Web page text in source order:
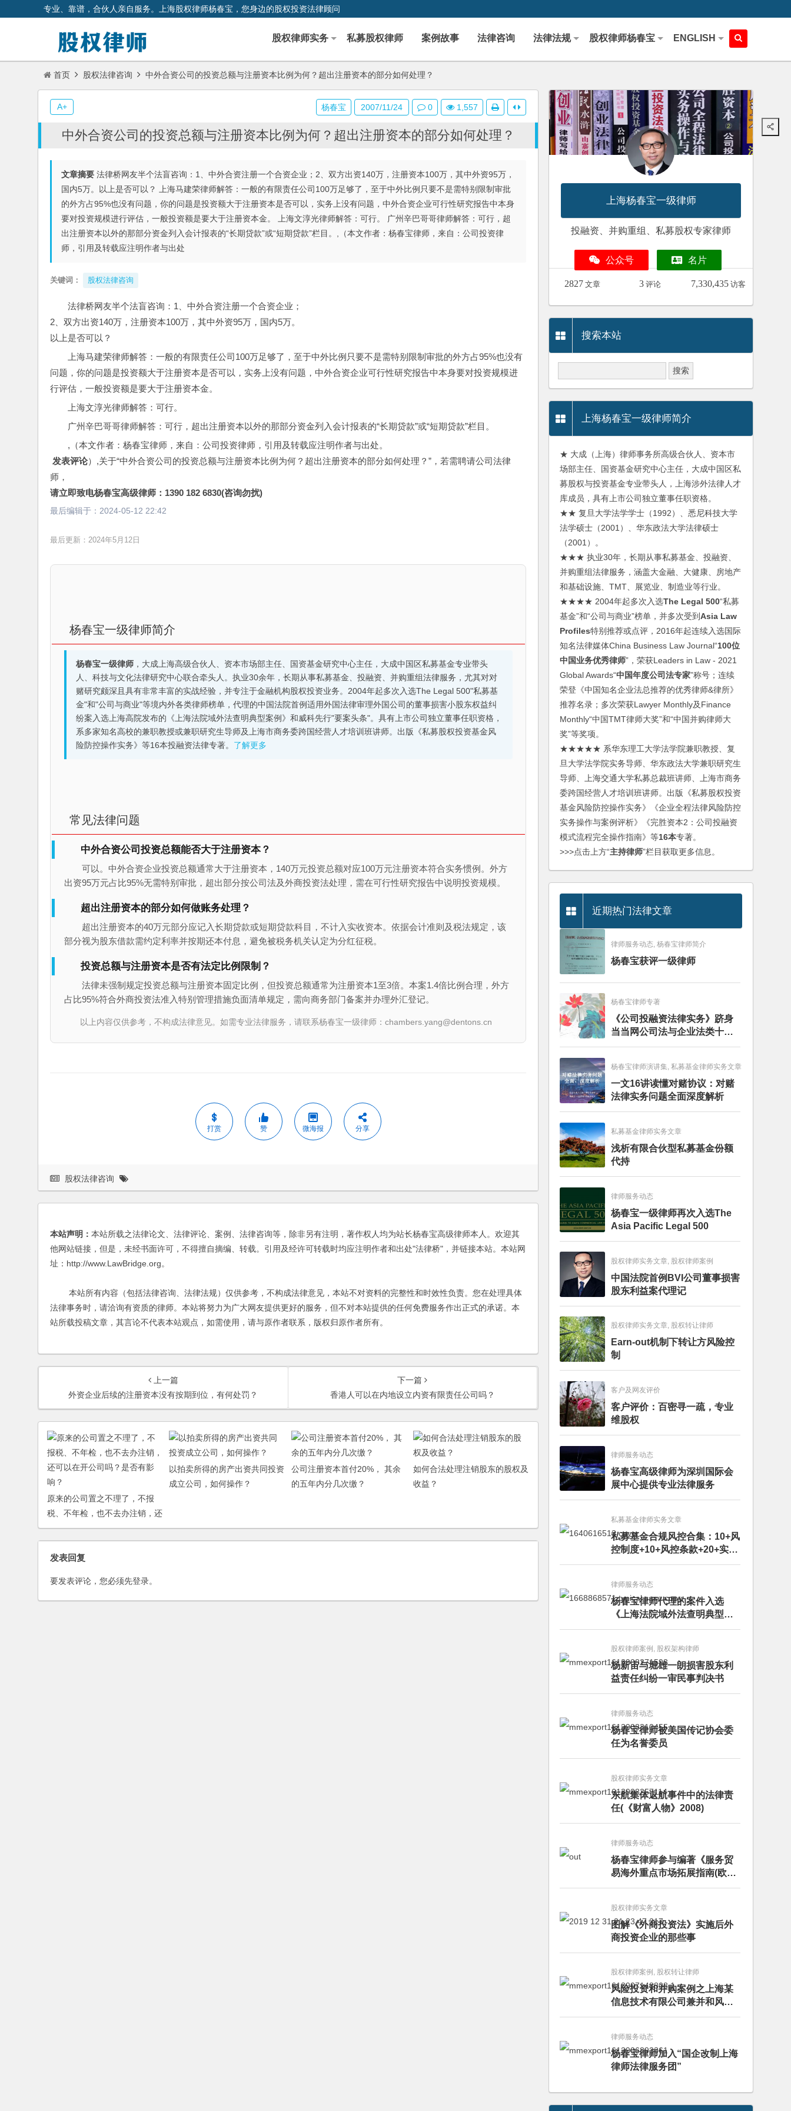
专业、靠谱，合伙人亲自服务。上海股权律师杨春宝，您身边的股权投资法律顾问
股权律师实务 私募股权律师 案例故事 法律咨询 法律法规 股权律师杨春宝 ENGLISH
首页 股权法律咨询 中外合资公司的投资总额与注册资本比例为何？超出注册资本的部分如何处理？
中外合资公司的投资总额与注册资本比例为何？超出注册资本的部分如何处理？
文章摘要 法律桥网友半个法盲咨询：1、中外合资注册一个合资企业；2、双方出资140万，注册资本100万，其中外资95万，
国内5万。以上是否可以？ 上海马建荣律师解答：一般的有限责任公司100万足够了，至于中外比例只要不是需特别限制审批
的外方占95%也没有问题，你的问题是投资额大于注册资本是否可以，实务上没有问题，中外合资企业可行性研究报告中本身
要对投资规模进行评估，一般投资额是要大于注册资本金。 上海文淳光律师解答：可行。 广州辛巴哥哥律师解答：可行，超
出注册资本以外的那部分资金列入会计报表的“长期贷款”或“短期贷款”栏目。,（本文作者：杨春宝律师，来自：公司投资律
师，引用及转载应注明作者与出处
关键词： 股权法律咨询
法律桥网友半个法盲咨询：1、中外合资注册一个合资企业；
2、双方出资140万，注册资本100万，其中外资95万，国内5万。
以上是否可以？
上海马建荣律师解答：一般的有限责任公司100万足够了，至于中外比例只要不是需特别限制审批的外方占95%也没有
问题，你的问题是投资额大于注册资本是否可以，实务上没有问题，中外合资企业可行性研究报告中本身要对投资规模进
行评估，一般投资额是要大于注册资本金。
上海文淳光律师解答：可行。
广州辛巴哥哥律师解答：可行，超出注册资本以外的那部分资金列入会计报表的“长期贷款”或“短期贷款”栏目。
,（本文作者：杨春宝律师，来自：公司投资律师，引用及转载应注明作者与出处。
发表评论）,关于“中外合资公司的投资总额与注册资本比例为何？超出注册资本的部分如何处理？”，若需聘请公司法律
师，
请立即致电杨春宝高级律师：1390 182 6830(咨询勿扰)
最后编辑于： 2024-05-12 22:42
最后更新：2024年5月12日
杨春宝一级律师简介
杨春宝一级律师，大成上海高级合伙人、资本市场部主任、国资基金研究中心主任，大成中国区私募基金专业带头
人、科技与文化法律研究中心联合牵头人。执业30余年，长期从事私募基金、投融资、并购重组法律服务，尤其对对
赌研究颇深且具有非常丰富的实战经验，并专注于金融机构股权投资业务。2004年起多次入选The Legal 500"私募基
金"和"公司与商业"等境内外各类律师榜单，代理的中国法院首例适用外国法律审理外国公司的董事损害小股东权益纠
纷案入选上海高院发布的《上海法院域外法查明典型案例》和威科先行"要案头条"。具有上市公司独立董事任职资格，
系多家知名高校的兼职教授或兼职研究生导师及上海市商务委跨国经营人才培训班讲师。出版《私募股权投资基金风
险防控操作实务》等16本投融资法律专著。 了解更多
常见法律问题
中外合资公司投资总额能否大于注册资本？
可以。中外合资企业投资总额通常大于注册资本，140万元投资总额对应100万元注册资本符合实务惯例。外方
出资95万元占比95%无需特别审批，超出部分按公司法及外商投资法处理，需在可行性研究报告中说明投资规模。
超出注册资本的部分如何做账务处理？
超出注册资本的40万元部分应记入长期贷款或短期贷款科目，不计入实收资本。依据会计准则及税法规定，该
部分视为股东借款需约定利率并按期还本付息，避免被税务机关认定为分红征税。
投资总额与注册资本是否有法定比例限制？
法律未强制规定投资总额与注册资本固定比例，但投资总额通常为注册资本1至3倍。本案1.4倍比例合理，外方
占比95%符合外商投资法准入特别管理措施负面清单规定，需向商务部门备案并办理外汇登记。
以上内容仅供参考，不构成法律意见。如需专业法律服务，请联系杨春宝一级律师：chambers.yang@dentons.cn
打赏 赞 微海报 分享
杨春宝 2007/11/24 0 1,557
A+
股权法律咨询
本站声明： 本站所载之法律论文、法律评论、案例、法律咨询等，除非另有注明，著作权人均为站长杨春宝高级律师本人。欢迎其
他网站链接，但是，未经书面许可，不得擅自摘编、转载。引用及经许可转载时均应注明作者和出处"法律桥"，并链接本站。本站网
址：http://www.LawBridge.org。
本站所有内容（包括法律咨询、法律法规）仅供参考，不构成法律意见，本站不对资料的完整性和时效性负责。您在处理具体
法律事务时，请洽询有资质的律师。本站将努力为广大网友提供更好的服务，但不对本站提供的任何免费服务作出正式的承诺。本
站所载投稿文章，其言论不代表本站观点，如需使用，请与原作者联系，版权归原作者所有。
上一篇
外资企业后续的注册资本没有按期到位，有何处罚？
下一篇
香港人可以在内地设立内资有限责任公司吗？
原来的公司置之不理了，不报
税、不年检，也不去办注销，还
可以在开公司吗？是否有影响？
以拍卖所得的房产出资共同投资
成立公司，如何操作？
公司注册资本首付20%， 其余
的五年内分几次缴？
如何合法处理注销股东的股权及
收益？
发表回复
要发表评论，您必须先登录。
上海杨春宝一级律师
投融资、并购重组、私募股权专家律师
公众号 名片
2827 文章 3 评论 7,330,435 访客
搜索本站
上海杨春宝一级律师简介
★ 大成（上海）律师事务所高级合伙人、资本市
场部主任、国资基金研究中心主任，大成中国区私
募股权与投资基金专业带头人，上海涉外法律人才
库成员，具有上市公司独立董事任职资格。
★★ 复旦大学法学学士（1992）、悉尼科技大学
法学硕士（2001）、华东政法大学法律硕士
（2001）。
★★★ 执业30年，长期从事私募基金、投融资、
并购重组法律服务，涵盖大金融、大健康、房地产
和基础设施、TMT、展览业、制造业等行业。
★★★★ 2004年起多次入选The Legal 500“私募
基金”和“公司与商业”榜单，并多次受到Asia Law
Profiles特别推荐或点评，2016年起连续入选国际
知名法律媒体China Business Law Journal“100位
中国业务优秀律师”，荣获Leaders in Law - 2021
Global Awards“中国年度公司法专家”称号；连续
荣登《中国知名企业法总推荐的优秀律师&律所》
推荐名录；多次荣获Lawyer Monthly及Finance
Monthly“中国TMT律师大奖”和“中国并购律师大
奖”等奖项。
★★★★★ 系华东理工大学法学院兼职教授、复
旦大学法学院实务导师、华东政法大学兼职研究生
导师、上海交通大学私募总裁班讲师、上海市商务
委跨国经营人才培训班讲师。出版《私募股权投资
基金风险防控操作实务》《企业全程法律风险防控
实务操作与案例评析》《完胜资本2：公司投融资
模式流程完全操作指南》等16本专著。
>>>点击上方“主持律师”栏目获取更多信息。
近期热门法律文章
律师服务动态, 杨春宝律师简介
杨春宝获评一级律师
杨春宝律师专著
《公司投融资法律实务》跻身
当当网公司法与企业法类十大
畅销图书榜
杨春宝律师演讲集, 私募基金律师实务文章
一文16讲读懂对赌协议：对赌
法律实务问题全面深度解析
私募基金律师实务文章
浅析有限合伙型私募基金份额
代持
律师服务动态
杨春宝一级律师再次入选The
Asia Pacific Legal 500
股权律师实务文章, 股权律师案例
中国法院首例BVI公司董事损害
股东利益案代理记
股权律师实务文章, 股权转让律师
Earn-out机制下转让方风险控
制
客户及网友评价
客户评价：百密寻一疏，专业
维股权
律师服务动态
杨春宝高级律师为深圳国际会
展中心提供专业法律服务
私募基金律师实务文章
私募基金合规风控合集：10+风
控制度+10+风控条款+20+实务
文章+每月动态
律师服务动态
杨春宝律师代理的案件入选
《上海法院域外法查明典型案
例》
股权律师案例, 股权架构律师
杨新宙与堀雄一朗损害股东利
益责任纠纷一审民事判决书
律师服务动态
杨春宝律师被美国传记协会委
任为名誉委员
股权律师实务文章
东航集体返航事件中的法律责
任(《财富人物》2008)
律师服务动态
杨春宝律师参与编著《服务贸
易海外重点市场拓展指南(欧洲
卷·意大利)》
股权律师实务文章
图解《外商投资法》实施后外
商投资企业的那些事
股权律师案例, 股权转让律师
风险投资和并购案例之上海某
信息技术有限公司兼并和风险
投资服务
律师服务动态
杨春宝律师加入“国企改制上海
律师法律服务团”